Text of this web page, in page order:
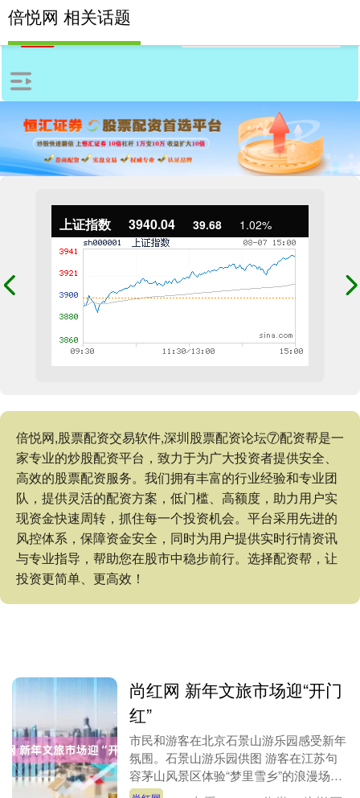
上证指数 3940.04 39.68 1.02%
倍悦网,股票配资交易软件,深圳股票配资论坛⑦配资帮是一
家专业的炒股配资平台，致力于为广大投资者提供安全、
高效的股票配资服务。我们拥有丰富的行业经验和专业团
队，提供灵活的配资方案，低门槛、高额度，助力用户实
现资金快速周转，抓住每一个投资机会。平台采用先进的
风控体系，保障资金安全，同时为用户提供实时行情资讯
与专业指导，帮助您在股市中稳步前行。选择配资帮，让
投资更简单、更高效！
倍悦网 相关话题
尚红网 新年文旅市场迎“开门
红”
市民和游客在北京石景山游乐园感受新年
氛围。石景山游乐园供图 游客在江苏句
容茅山风景区体验“梦里雪乡”的浪漫场
景。杨志国摄（人民图片） 游客在甘肃